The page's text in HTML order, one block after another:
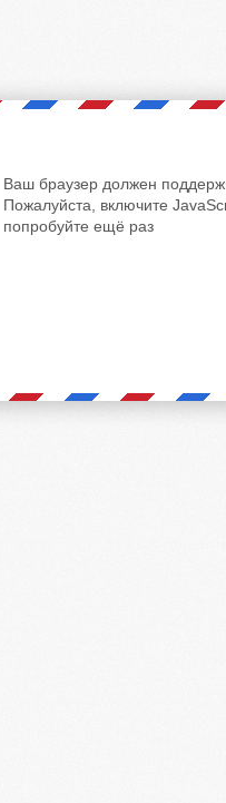
Ваш браузер должен
Пожалуйста, включите
попробуйте ещё раз